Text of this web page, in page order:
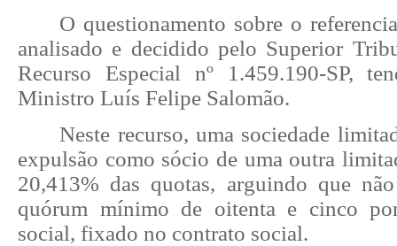
O questionamento sobre o
analisado e decidido pelo Superior
Recurso Especial nº 1.459.190-SP,
Ministro Luís Felipe Salomão.
Neste recurso, uma sociedade
expulsão como sócio de uma outra
20,413% das quotas, arguindo que
quórum mínimo de oitenta e cinco
social, fixado no contrato social.